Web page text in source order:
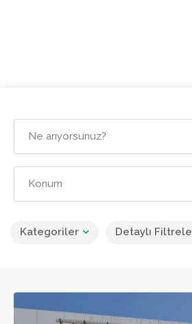
Kategoriler Detaylı Filtrele